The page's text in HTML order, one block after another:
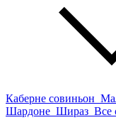
Каберне совиньон
Шардоне Шираз Все